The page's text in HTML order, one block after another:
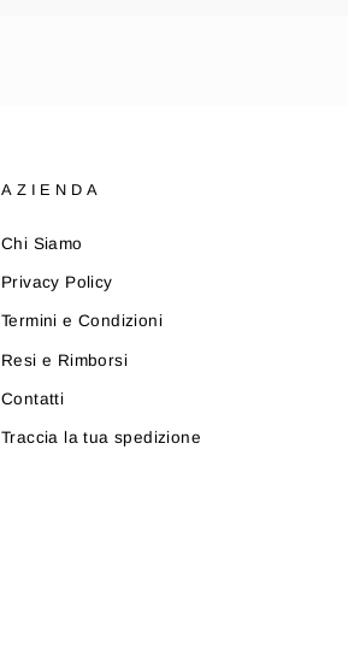
AZIENDA
Chi Siamo
Privacy Policy
Termini e Condizioni
Resi e Rimborsi
Contatti
Traccia la tua spedizione